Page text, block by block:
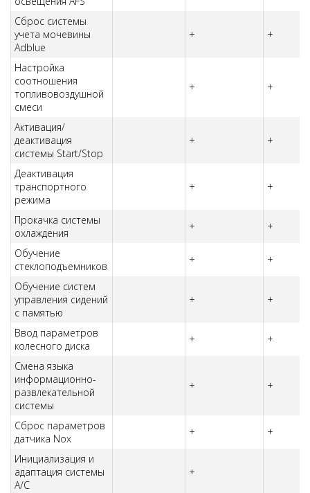
Сброс системы
учета мочевины
Adblue
+ +
Настройка
соотношения
топливовоздушной
смеси
+ +
Активация/
деактивация
системы Start/Stop
+ +
Деактивация
транспортного
режима
+ +
Прокачка системы
охлаждения
+ +
Обучение
стеклоподъемников
+ +
Обучение систем
управления сидений
с памятью
+ +
Ввод параметров
колесного диска
+ +
Смена языка
информационно-
развлекательной
системы
+ +
Сброс параметров
датчика Nox
+ +
Инициализация и
адаптация системы
A/C
+